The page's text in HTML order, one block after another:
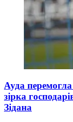
Ауда
зірка
Зідана